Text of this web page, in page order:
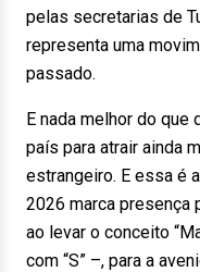
pelas secretarias de
representa uma
passado.
E nada melhor do
país para atrair ainda
estrangeiro. E essa é
2026 marca presença
ao levar o conceito
com “S” –, para a